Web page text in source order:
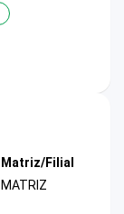
Matriz/Filial
MATRIZ